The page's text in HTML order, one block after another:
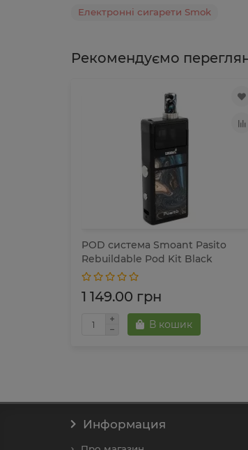
Електронні сигарети Smok
Рекомендуємо
POD система Smoant Pasito
Rebuildable Pod Kit Black
1 149.00 грн
В кошик
Информация